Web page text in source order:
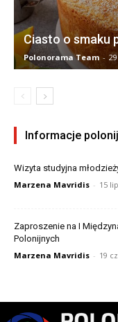
Ciasto o smaku
Polonorama Team -
Informacje
Wizyta studyjna
Marzena Mavridis - 15
Zaproszenie na I
Polonijnych
Marzena Mavridis - 19